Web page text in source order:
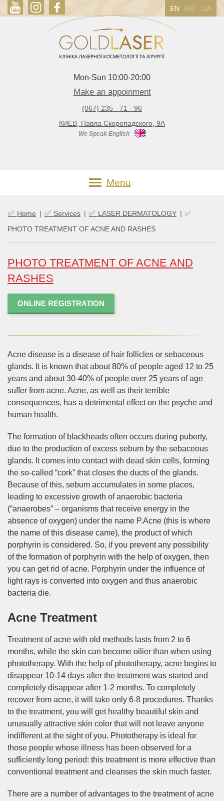
EN RU UA
Mon-Sun 10:00-20:00
Make an appoinment
(067) 235 - 71 - 96
КИЕВ, Павла Скоропадского, 9А
We Speak English
Menu
✅ Home | ✅ Services | ✅ LASER DERMATOLOGY | ✅
PHOTO TREATMENT OF ACNE AND RASHES
PHOTO TREATMENT OF ACNE AND
RASHES
ONLINE REGISTRATION
Acne disease is a disease of hair follicles or sebaceous
glands. It is known that about 80% of people aged 12 to 25
years and about 30-40% of people over 25 years of age
suffer from acne. Acne, as well as their terrible
consequences, has a detrimental effect on the psyche and
human health.
The formation of blackheads often occurs during puberty,
due to the production of excess sebum by the sebaceous
glands. It comes into contact with dead skin cells, forming
the so-called “cork” that closes the ducts of the glands.
Because of this, sebum accumulates in some places,
leading to excessive growth of anaerobic bacteria
(“anaerobes” – organisms that receive energy in the
absence of oxygen) under the name P.Acne (this is where
the name of this disease came), the product of which
porphyrin is considered. So, if you prevent any possibility
of the formation of porphyrin with the help of oxygen, then
you can get rid of acne. Porphyrin under the influence of
light rays is converted into oxygen and thus anaerobic
bacteria die.
Acne Treatment
Treatment of acne with old methods lasts from 2 to 6
months, while the skin can become oilier than when using
phototherapy. With the help of phototherapy, acne begins to
disappear 10-14 days after the treatment was started and
completely disappear after 1-2 months. To completely
recover from acne, it will take only 6-8 procedures. Thanks
to the treatment, you will get healthy beautiful skin and
unusually attractive skin color that will not leave anyone
indifferent at the sight of you. Phototherapy is ideal for
those people whose illness has been observed for a
sufficiently long period: this treatment is more effective than
conventional treatment and cleanses the skin much faster.
There are a number of advantages to the treatment of acne